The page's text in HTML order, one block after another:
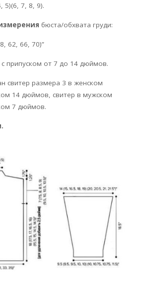
5)(6, 7, 8, 9).
бюста/обхвата груди:
62, 66, 70)”
припуском от 7 до 14 дюймов.
свитер размера 3 в женском
14 дюймов, свитер в мужском
7 дюймов.